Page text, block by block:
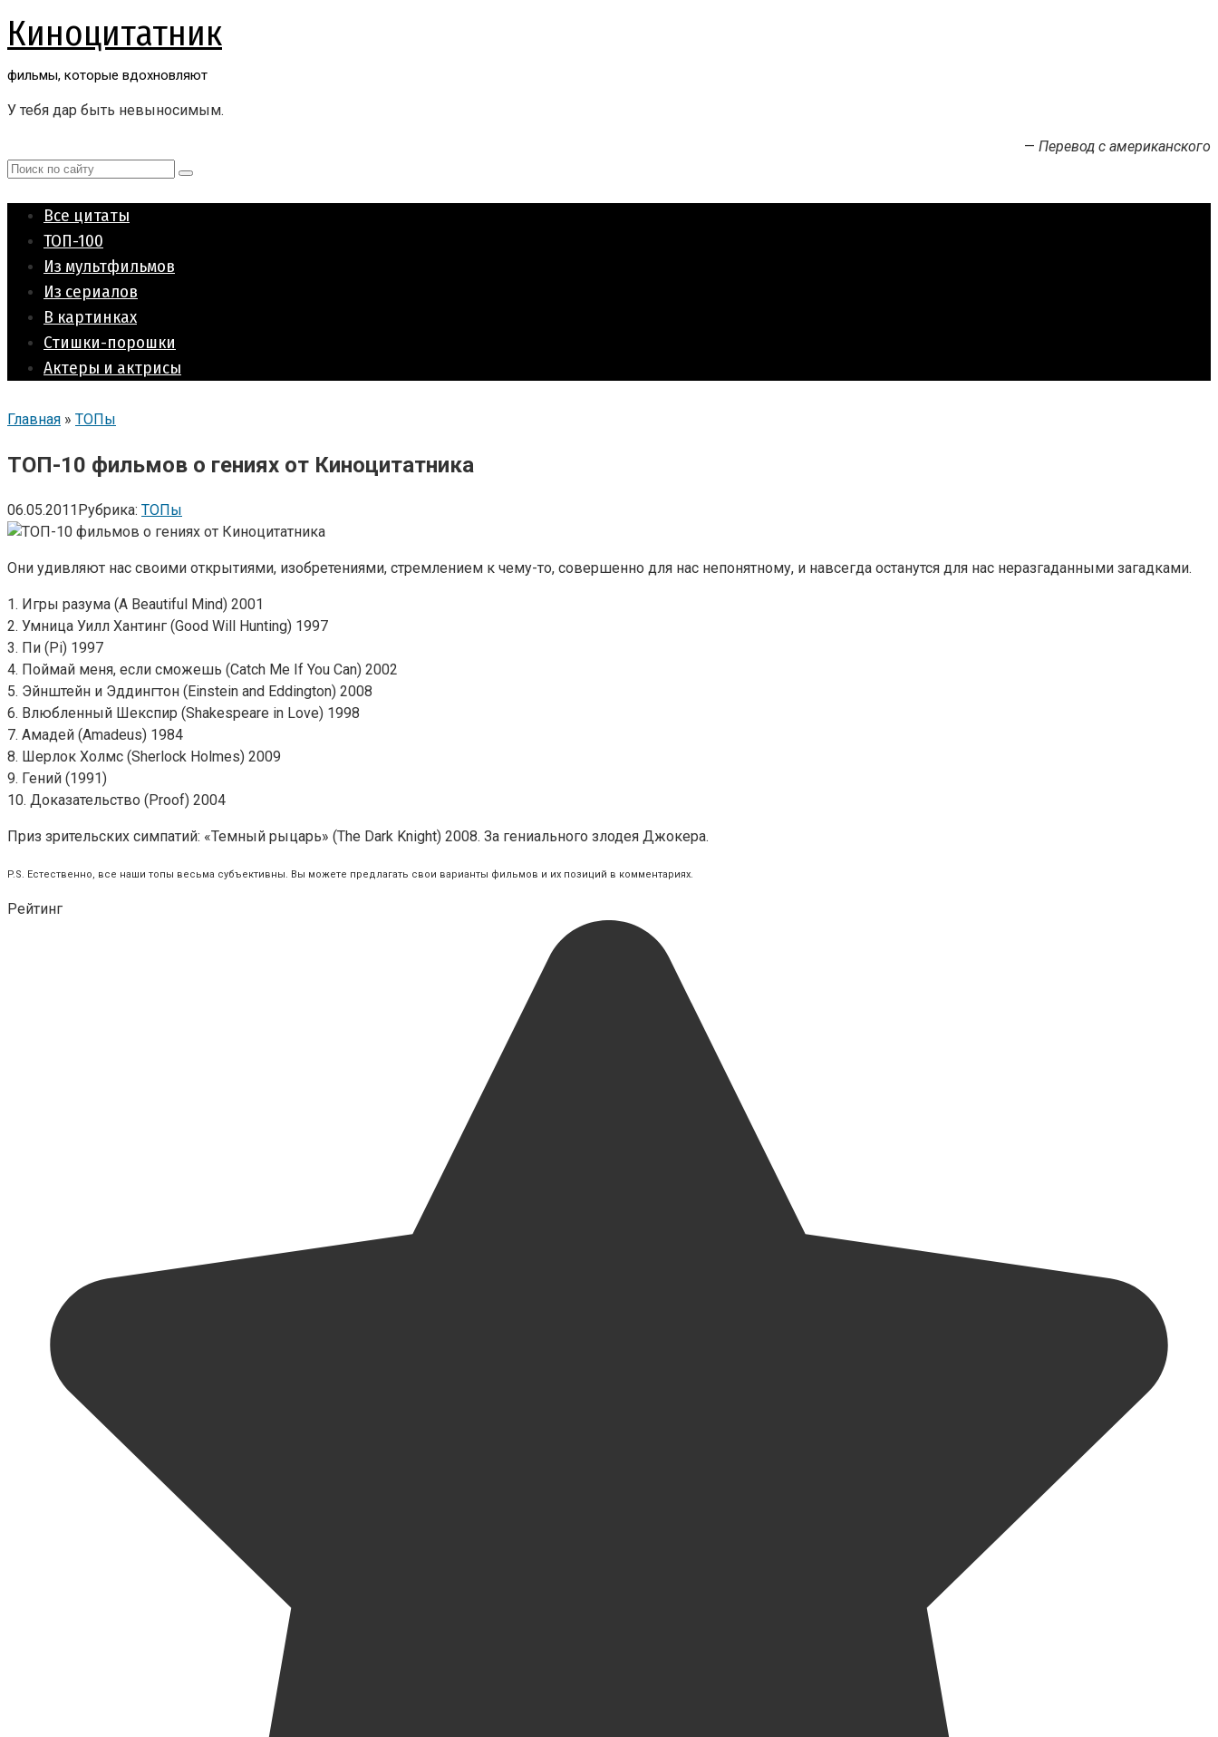
Перейти
к
Киноцитатник
фильмы, которые вдохновляют
У тебя дар быть невыносимым.
— Перевод с американского
Поиск:
Все цитаты
ТОП-100
Из мультфильмов
Из сериалов
В картинках
Стишки-порошки
Актеры и актрисы
Главная » ТОПы
ТОП-10 фильмов о гениях от Киноцитатника
06.05.2011Рубрика: ТОПы
Они удивляют нас своими открытиями, изобретениями, стремлением к чему-то, совершенно для нас непонятному, и навсегда останутся для нас неразгаданными загадками.
1. Игры разума (A Beautiful Mind) 2001
2. Умница Уилл Хантинг (Good Will Hunting) 1997
3. Пи (Pi) 1997
4. Поймай меня, если сможешь (Catch Me If You Can) 2002
5. Эйнштейн и Эддингтон (Einstein and Eddington) 2008
6. Влюбленный Шекспир (Shakespeare in Love) 1998
7. Амадей (Amadeus) 1984
8. Шерлок Холмс (Sherlock Holmes) 2009
9. Гений (1991)
10. Доказательство (Proof) 2004
Приз зрительских симпатий: «Темный рыцарь» (The Dark Knight) 2008. За гениального злодея Джокера.
P.S. Естественно, все наши топы весьма субъективны. Вы можете предлагать свои варианты фильмов и их позиций в комментариях.
Рейтинг